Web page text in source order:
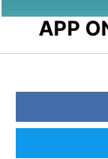
APP